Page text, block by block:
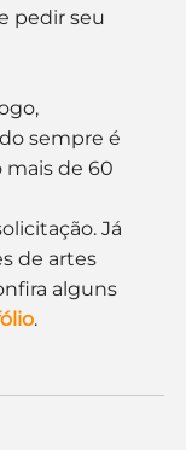
pedir seu
sempre é
mais de 60
Já
de artes
alguns
.